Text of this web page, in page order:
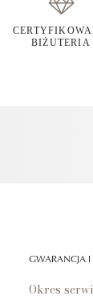
BIŻUTERIA
GWARANCJA I
Okres